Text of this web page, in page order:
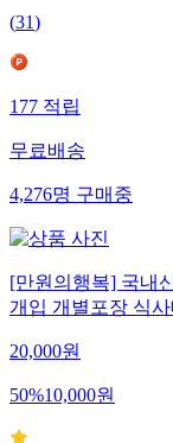
(31)
177적립
무료배송
4,276명구매중
[만원의행복] 국내
개입 개별포장 식
20,000원
50%10,000원